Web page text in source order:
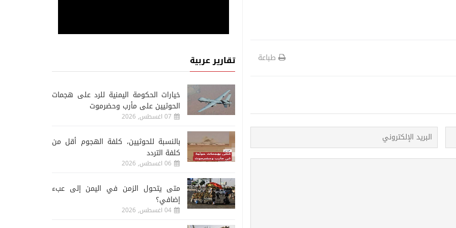
طباعة تقارير عربية
خيارات الحكومة اليمنية للرد على هجمات
الحوثيين على مأرب وحضرموت
07 اغسطس, 2026
‏بالنسبة للحوثيين، كلفة الهجوم أقل من
كلفة التردد
06 اغسطس, 2026
متى يتحول الزمن في اليمن إلى عبء
إضافي؟
04 اغسطس, 2026